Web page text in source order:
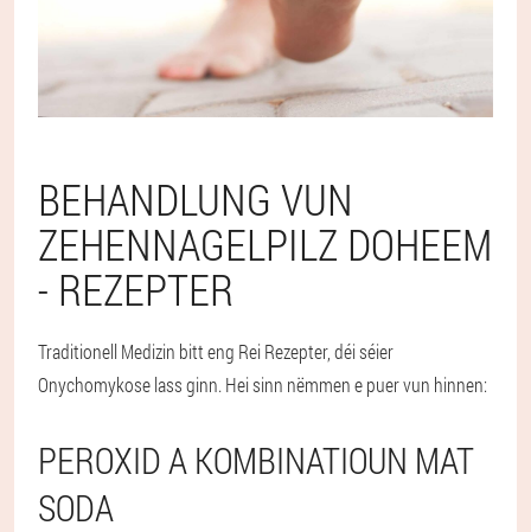
BEHANDLUNG VUN
ZEHENNAGELPILZ DOHEEM
- REZEPTER
Traditionell Medizin bitt eng Rei Rezepter, déi séier
Onychomykose lass ginn. Hei sinn nëmmen e puer vun hinnen:
PEROXID A KOMBINATIOUN MAT
SODA